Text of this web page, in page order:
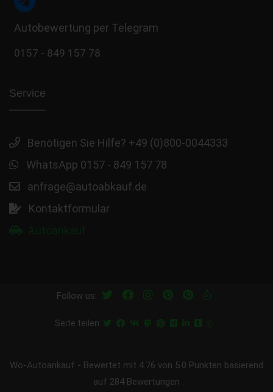
Autobewertung per Telegram
0157 - 849 157 78
Service
Benötigen Sie Hilfe? +49 (0)800-0044333
WhatsApp 0157 - 849 157 78
anfrage@autoabkauf.de
Kontaktformular
Follow us:
Seite teilen:
Wo-Autoankauf - Bewertet mit 4.76 von 5.0 Punkten basierend
auf 284Bewertungen